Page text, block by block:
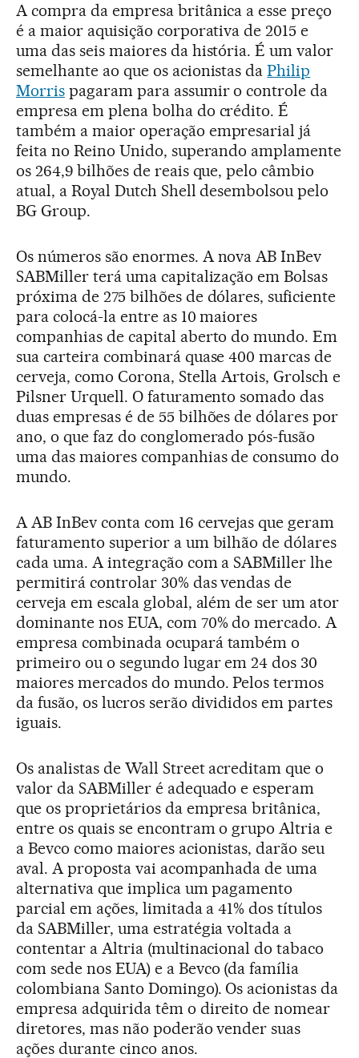
A compra da empresa britânica a esse preço
é a maior aquisição corporativa de 2015 e
uma das seis maiores da história. É um valor
semelhante ao que os acionistas daPhilip
Morrispagaram para assumir o controle da
empresa em plena bolha do crédito. É
também a maior operação empresarial já
feita no Reino Unido, superando amplamente
os 264,9 bilhões de reais que, pelo câmbio
atual, a Royal Dutch Shell desembolsou pelo
BG Group.
Os números são enormes. A nova AB InBev
SABMiller terá uma capitalização em Bolsas
próxima de 275 bilhões de dólares, suficiente
para colocá-la entre as 10 maiores
companhias de capital aberto do mundo. Em
sua carteira combinará quase 400 marcas de
cerveja, como Corona, Stella Artois, Grolsch e
Pilsner Urquell. O faturamento somado das
duas empresas é de 55 bilhões de dólares por
ano, o que faz do conglomerado pós-fusão
uma das maiores companhias de consumo do
mundo.
A AB InBev conta com 16 cervejas que geram
faturamento superior a um bilhão de dólares
cada uma. A integração com a SABMiller lhe
permitirá controlar 30% das vendas de
cerveja em escala global, além de ser um ator
dominante nos EUA, com 70% do mercado. A
empresa combinada ocupará também o
primeiro ou o segundo lugar em 24 dos 30
maiores mercados do mundo. Pelos termos
da fusão, os lucros serão divididos em partes
iguais.
Os analistas de Wall Street acreditam que o
valor da SABMiller é adequado e esperam
que os proprietários da empresa britânica,
entre os quais se encontram o grupo Altria e
a Bevco como maiores acionistas, darão seu
aval. A proposta vai acompanhada de uma
alternativa que implica um pagamento
parcial em ações, limitada a 41% dos títulos
da SABMiller, uma estratégia voltada a
contentar a Altria (multinacional do tabaco
com sede nos EUA) e a Bevco (da família
colombiana Santo Domingo). Os acionistas da
empresa adquirida têm o direito de nomear
diretores, mas não poderão vender suas
ações durante cinco anos.